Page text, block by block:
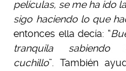
películas, se me ha ido
sigo haciendo lo que
entonces ella decía: “
tranquila
cuchillo”.También